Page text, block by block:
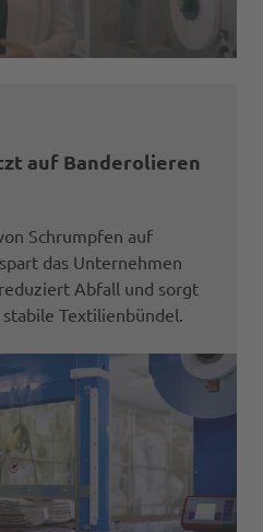
auf Banderolieren
Schrumpfen auf
das Unternehmen
Abfall und sorgt
Textilienbündel.